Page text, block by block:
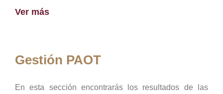
Ver más
Gestión PAOT
En esta sección encontrarás los resultados de las